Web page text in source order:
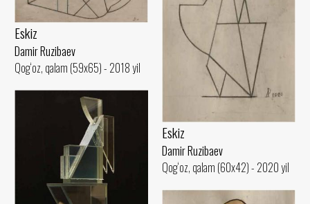
Eskiz
Damir Ruzibaev
Qog‘oz, qalam (59x65) - 2018 yil
Eskiz
Damir Ruzibaev
Qog‘oz, qalam (60x42) - 2020 yil